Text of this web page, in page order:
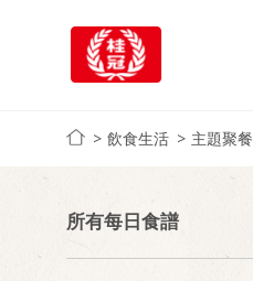
飲食生活 主題聚餐
所有每日食譜